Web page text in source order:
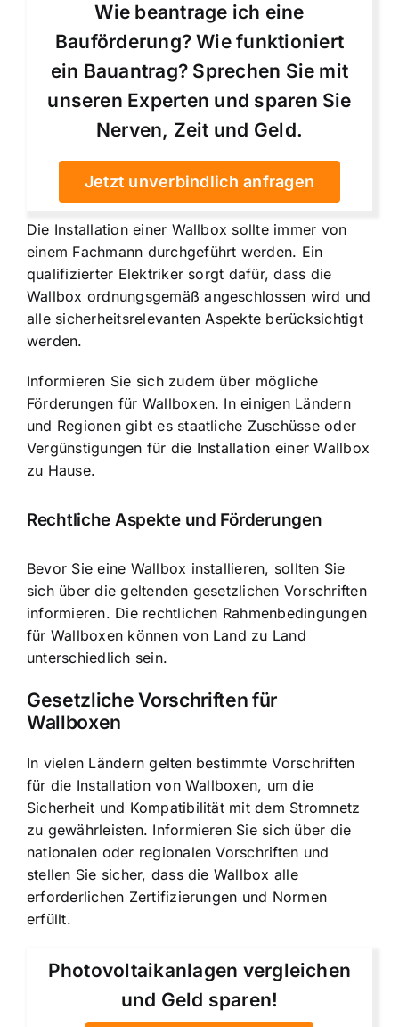
Wie beantrage ich eine
Bauförderung? Wie funktioniert
ein Bauantrag? Sprechen Sie mit
unseren Experten und sparen Sie
Nerven, Zeit und Geld.
Jetzt unverbindlich anfragen
Die Installation einer Wallbox sollte immer von
einem Fachmann durchgeführt werden. Ein
qualifizierter Elektriker sorgt dafür, dass die
Wallbox ordnungsgemäß angeschlossen wird und
alle sicherheitsrelevanten Aspekte berücksichtigt
werden.
Informieren Sie sich zudem über mögliche
Förderungen für Wallboxen. In einigen Ländern
und Regionen gibt es staatliche Zuschüsse oder
Vergünstigungen für die Installation einer Wallbox
zu Hause.
Rechtliche Aspekte und Förderungen
Bevor Sie eine Wallbox installieren, sollten Sie
sich über die geltenden gesetzlichen Vorschriften
informieren. Die rechtlichen Rahmenbedingungen
für Wallboxen können von Land zu Land
unterschiedlich sein.
Gesetzliche Vorschriften für
Wallboxen
In vielen Ländern gelten bestimmte Vorschriften
für die Installation von Wallboxen, um die
Sicherheit und Kompatibilität mit dem Stromnetz
zu gewährleisten. Informieren Sie sich über die
nationalen oder regionalen Vorschriften und
stellen Sie sicher, dass die Wallbox alle
erforderlichen Zertifizierungen und Normen
erfüllt.
Photovoltaikanlagen vergleichen
und Geld sparen!